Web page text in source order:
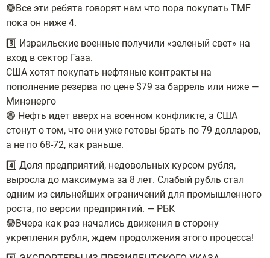
🟢Все эти ребята говорят нам что пора покупать TMF
пока он ниже 4.
3️⃣ Израильские военные получили «зеленый свет» на
вход в сектор Газа.
США хотят покупать нефтяные контракты на
пополнение резерва по цене $79 за баррель или ниже —
Минэнерго
🟢 Нефть идет вверх на военном конфликте, а США
стонут о том, что они уже готовы брать по 79 долларов,
а не по 68-72, как раньше.
4️⃣ Доля предприятий, недовольных курсом рубля,
выросла до максимума за 8 лет. Слабый рубль стал
одним из сильнейших ограничений для промышленного
роста, по версии предприятий. — РБК
🟢Вчера как раз начались движения в сторону
укрепления рубля, ждем продолжения этого процесса!